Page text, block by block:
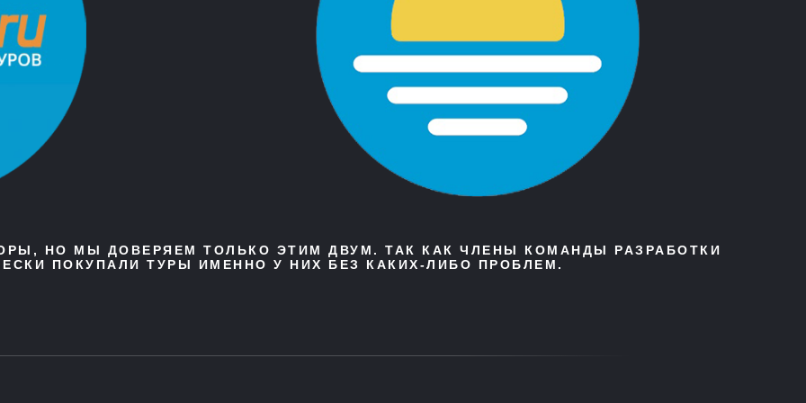
НО МЫ ДОВЕРЯЕМ ТОЛЬКО ЭТИМ ДВУМ. ТАК КАК ЧЛЕНЫ КОМАНДЫ РАЗРАБОТКИ
ПОКУПАЛИ ТУРЫ ИМЕННО У НИХ БЕЗ КАКИХ-ЛИБО ПРОБЛЕМ.